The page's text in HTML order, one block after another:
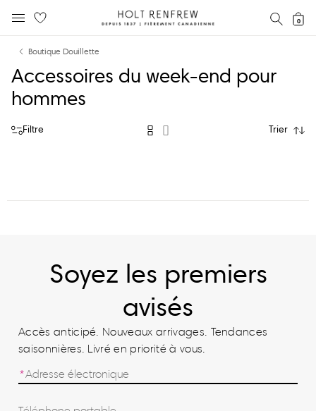
Holt
0
Boutique Douillette
Accessoires du week-end pour
hommes
Filtre Trier
Soyez les premiers
avisés
Accès anticipé. Nouveaux arrivages. Tendances
saisonnières. Livré en priorité à vous.